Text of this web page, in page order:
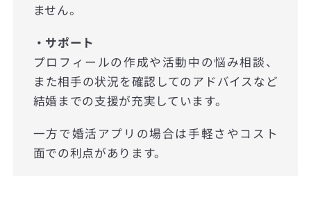
ません。
・サポート
プロフィールの作成や活動中の悩み相談、
また相手の状況を確認してのアドバイスなど
結婚までの支援が充実しています。
一方で婚活アプリの場合は手軽さやコスト
面での利点があります。